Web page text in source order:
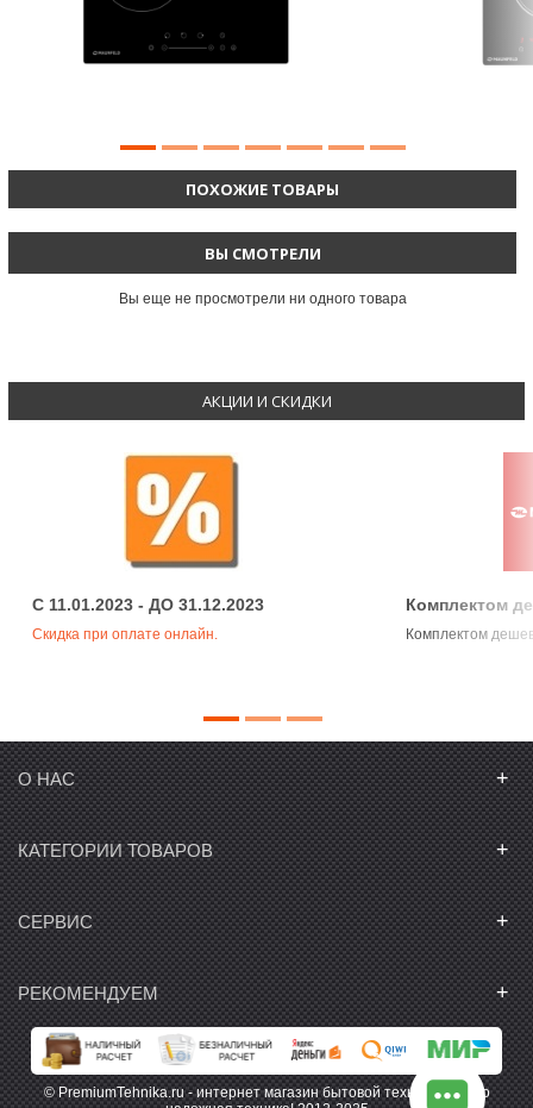
ПОХОЖИЕ ТОВАРЫ
ВЫ СМОТРЕЛИ
Вы еще не просмотрели ни одного товара
АКЦИИ И СКИДКИ
C 11.01.2023 - ДО 31.12.2023
Скидка при оплате онлайн.
Комплектом
Комплектом
О НАС +
КАТЕГОРИИ ТОВАРОВ +
СЕРВИС +
РЕКОМЕНДУЕМ +
© PremiumTehnika.ru - интернет магазин бытовой техники. Только